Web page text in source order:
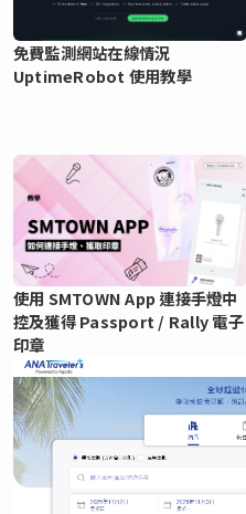
免費監測網站在線情況
UptimeRobot 使用教學
使用 SMTOWN App 連接手燈中
控及獲得 Passport / Rally 電子
印章